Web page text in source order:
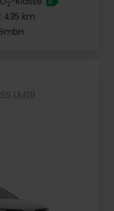
2
435 km
LM19